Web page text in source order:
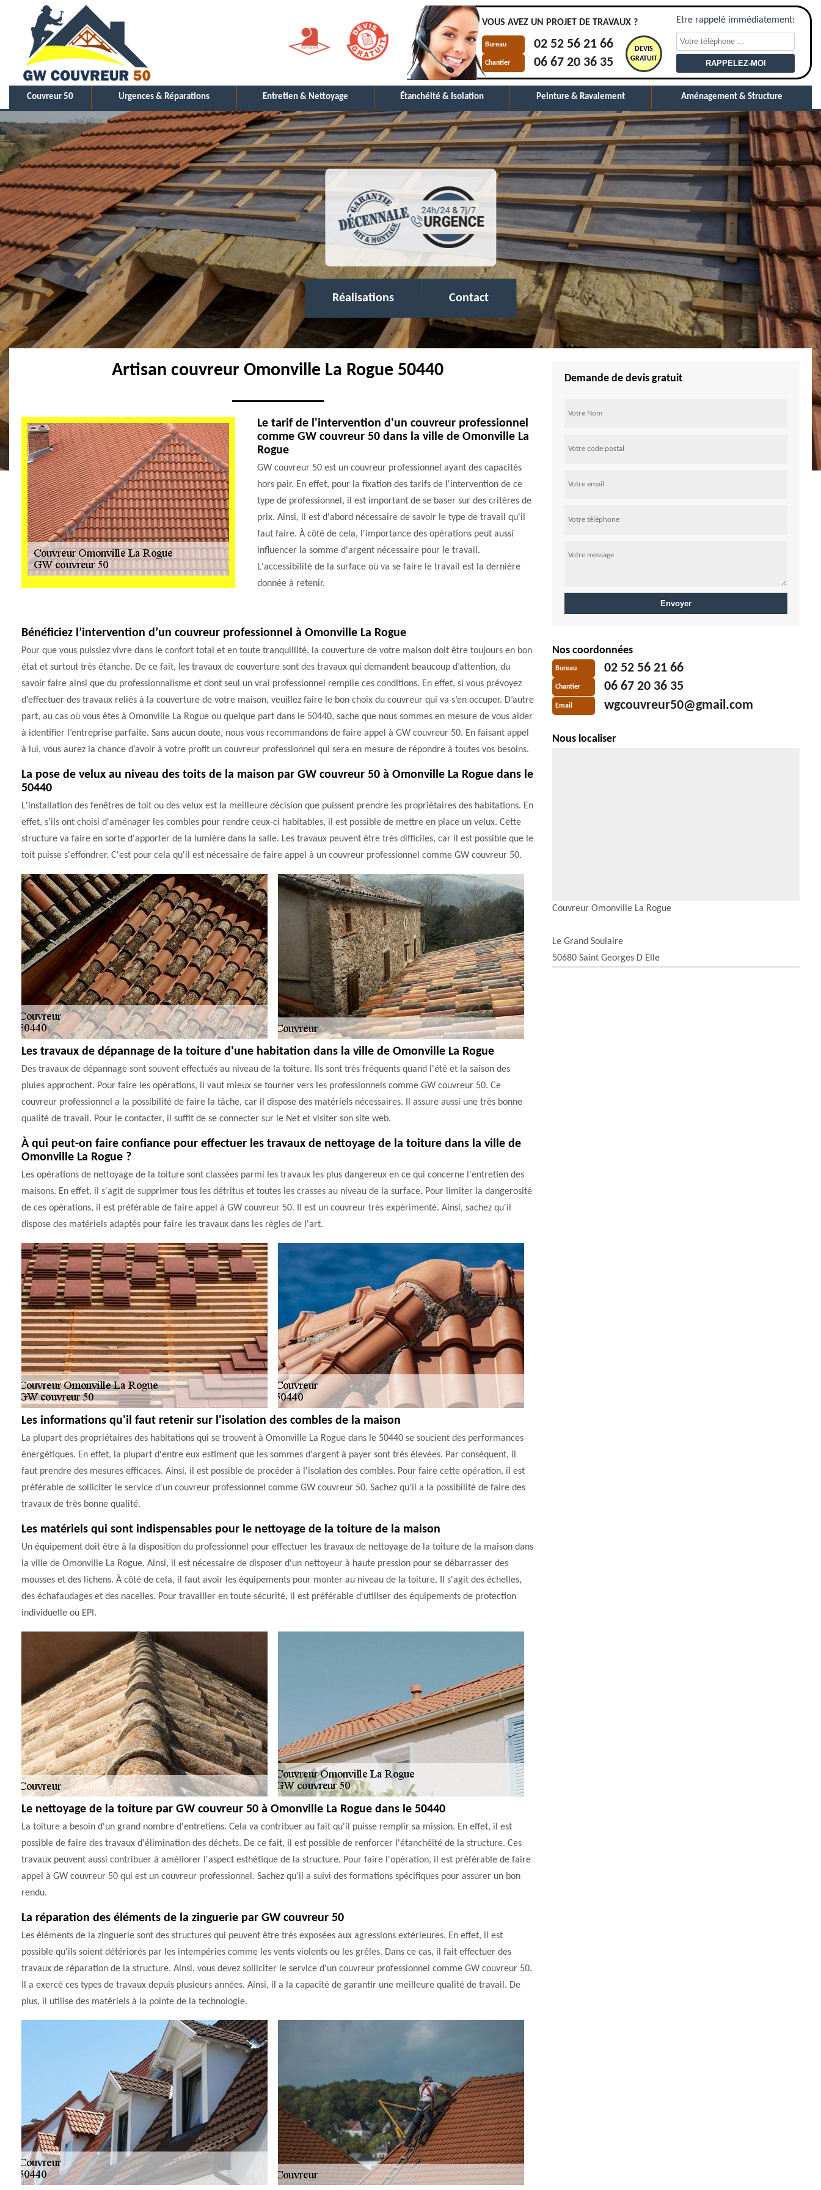
VOUS AVEZ UN PROJET DE TRAVAUX ?
Bureau 02 52 56 21 66
Chantier 06 67 20 36 35
DEVIS
GRATUIT
Etre rappelé immédiatement:
Couvreur 50 Urgences & Réparations Entretien & Nettoyage Étanchéité & Isolation Peinture & Ravalement Aménagement & Structure
Réalisations Contact
Artisan couvreur Omonville La Rogue 50440
Le tarif de l'intervention d'un couvreur professionnel
comme GW couvreur 50 dans la ville de Omonville La
Rogue
GW couvreur 50 est un couvreur professionnel ayant des capacités
hors pair. En effet, pour la fixation des tarifs de l'intervention de ce
type de professionnel, il est important de se baser sur des critères de
prix. Ainsi, il est d'abord nécessaire de savoir le type de travail qu'il
faut faire. À côté de cela, l'importance des opérations peut aussi
influencer la somme d'argent nécessaire pour le travail.
L'accessibilité de la surface où va se faire le travail est la dernière
donnée à retenir.
Bénéficiez l’intervention d’un couvreur professionnel à Omonville La Rogue
Pour que vous puissiez vivre dans le confort total et en toute tranquillité, la couverture de votre maison doit être toujours en bon
état et surtout très étanche. De ce fait, les travaux de couverture sont des travaux qui demandent beaucoup d’attention, du
savoir faire ainsi que du professionnalisme et dont seul un vrai professionnel remplie ces conditions. En effet, si vous prévoyez
d’effectuer des travaux reliés à la couverture de votre maison, veuillez faire le bon choix du couvreur qui va s’en occuper. D’autre
part, au cas où vous êtes à Omonville La Rogue ou quelque part dans le 50440, sache que nous sommes en mesure de vous aider
à identifier l’entreprise parfaite. Sans aucun doute, nous vous recommandons de faire appel à GW couvreur 50. En faisant appel
à lui, vous aurez la chance d’avoir à votre profit un couvreur professionnel qui sera en mesure de répondre à toutes vos besoins.
La pose de velux au niveau des toits de la maison par GW couvreur 50 à Omonville La Rogue dans le
50440
L'installation des fenêtres de toit ou des velux est la meilleure décision que puissent prendre les propriétaires des habitations. En
effet, s'ils ont choisi d'aménager les combles pour rendre ceux-ci habitables, il est possible de mettre en place un velux. Cette
structure va faire en sorte d'apporter de la lumière dans la salle. Les travaux peuvent être très difficiles, car il est possible que le
toit puisse s'effondrer. C'est pour cela qu'il est nécessaire de faire appel à un couvreur professionnel comme GW couvreur 50.
Les travaux de dépannage de la toiture d'une habitation dans la ville de Omonville La Rogue
Des travaux de dépannage sont souvent effectués au niveau de la toiture. Ils sont très fréquents quand l'été et la saison des
pluies approchent. Pour faire les opérations, il vaut mieux se tourner vers les professionnels comme GW couvreur 50. Ce
couvreur professionnel a la possibilité de faire la tâche, car il dispose des matériels nécessaires. Il assure aussi une très bonne
qualité de travail. Pour le contacter, il suffit de se connecter sur le Net et visiter son site web.
À qui peut-on faire confiance pour effectuer les travaux de nettoyage de la toiture dans la ville de
Omonville La Rogue ?
Les opérations de nettoyage de la toiture sont classées parmi les travaux les plus dangereux en ce qui concerne l'entretien des
maisons. En effet, il s'agit de supprimer tous les détritus et toutes les crasses au niveau de la surface. Pour limiter la dangerosité
de ces opérations, il est préférable de faire appel à GW couvreur 50. Il est un couvreur très expérimenté. Ainsi, sachez qu'il
dispose des matériels adaptés pour faire les travaux dans les règles de l'art.
Les informations qu'il faut retenir sur l'isolation des combles de la maison
La plupart des propriétaires des habitations qui se trouvent à Omonville La Rogue dans le 50440 se soucient des performances
énergétiques. En effet, la plupart d'entre eux estiment que les sommes d'argent à payer sont très élevées. Par conséquent, il
faut prendre des mesures efficaces. Ainsi, il est possible de procéder à l'isolation des combles. Pour faire cette opération, il est
préférable de solliciter le service d'un couvreur professionnel comme GW couvreur 50. Sachez qu'il a la possibilité de faire des
travaux de très bonne qualité.
Les matériels qui sont indispensables pour le nettoyage de la toiture de la maison
Un équipement doit être à la disposition du professionnel pour effectuer les travaux de nettoyage de la toiture de la maison dans
la ville de Omonville La Rogue. Ainsi, il est nécessaire de disposer d'un nettoyeur à haute pression pour se débarrasser des
mousses et des lichens. À côté de cela, il faut avoir les équipements pour monter au niveau de la toiture. Il s'agit des échelles,
des échafaudages et des nacelles. Pour travailler en toute sécurité, il est préférable d'utiliser des équipements de protection
individuelle ou EPI.
Le nettoyage de la toiture par GW couvreur 50 à Omonville La Rogue dans le 50440
La toiture a besoin d'un grand nombre d'entretiens. Cela va contribuer au fait qu'il puisse remplir sa mission. En effet, il est
possible de faire des travaux d'élimination des déchets. De ce fait, il est possible de renforcer l'étanchéité de la structure. Ces
travaux peuvent aussi contribuer à améliorer l'aspect esthétique de la structure. Pour faire l'opération, il est préférable de faire
appel à GW couvreur 50 qui est un couvreur professionnel. Sachez qu'il a suivi des formations spécifiques pour assurer un bon
rendu.
La réparation des éléments de la zinguerie par GW couvreur 50
Les éléments de la zinguerie sont des structures qui peuvent être très exposées aux agressions extérieures. En effet, il est
possible qu'ils soient détériorés par les intempéries comme les vents violents ou les grêles. Dans ce cas, il fait effectuer des
travaux de réparation de la structure. Ainsi, vous devez solliciter le service d'un couvreur professionnel comme GW couvreur 50.
Il a exercé ces types de travaux depuis plusieurs années. Ainsi, il a la capacité de garantir une meilleure qualité de travail. De
plus, il utilise des matériels à la pointe de la technologie.
Demande de devis gratuit
Nos coordonnées
Bureau 02 52 56 21 66
Chantier 06 67 20 36 35
Email wgcouvreur50@gmail.com
Nous localiser
Couvreur Omonville La Rogue
Le Grand Soulaire
50680 Saint Georges D Elle